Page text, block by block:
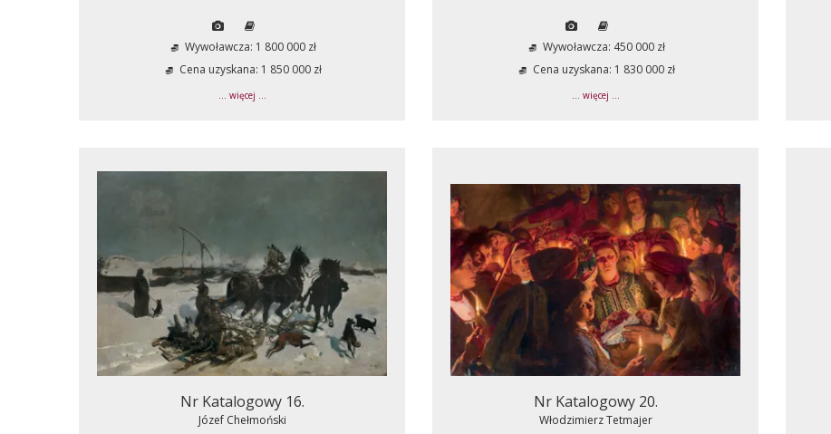
Wywoławcza: 1 800 000 zł
Cena uzyskana: 1 850 000 zł
... więcej ...
Wywoławcza: 450 000 zł
Cena uzyskana: 1 830 000 zł
... więcej ...
Nr Katalogowy 16.
Józef Chełmoński
Nr Katalogowy 20.
Włodzimierz Tetmajer